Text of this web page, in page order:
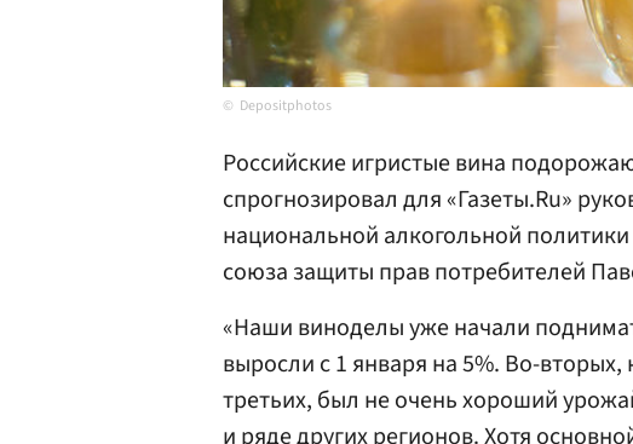
Depositphotos
Российские игристые вина
спрогнозировал для «Газеты.Ru»
национальной алкогольной
союза защиты прав потребителей
«Наши виноделы уже начали
выросли с 1 января на 5%. Во-
третьих, был не очень хороший
и ряде других регионов. Хотя